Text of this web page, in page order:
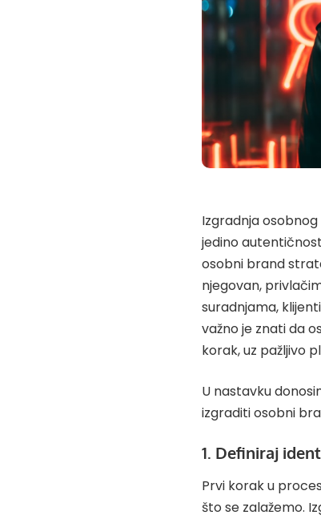
Izgradnja
jedino
osobni brand
njegovan,
suradnjama,
važno je znati da
korak, uz pažljivo
U nastavku
izgraditi osobni
1. Definiraj
Prvi korak u
što se zalažemo.